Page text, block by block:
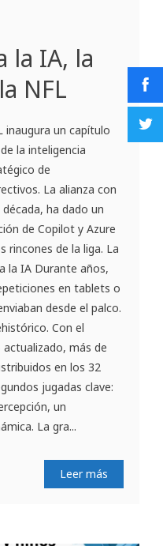
la IA, la
NFL
inaugura un capítulo
la inteligencia
de
La alianza con
ha dado un
de Copilot y Azure
rincones de la liga. La
la IA Durante años,
en tablets o
desde el palco.
Con el
actualizado, más de
en los 32
jugadas clave:
un
La gra...
Leer más